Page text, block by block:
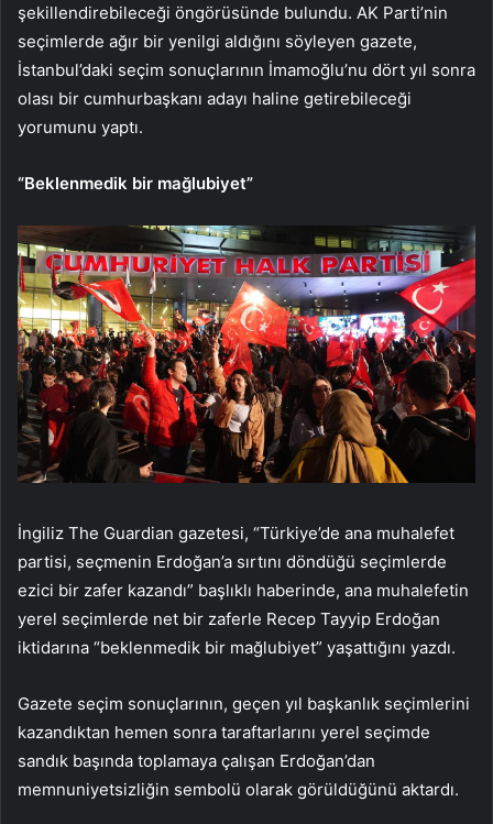
şekillendirebileceği öngörüsünde bulundu. AK Parti’nin
seçimlerde ağır bir yenilgi aldığını söyleyen gazete,
İstanbul’daki seçim sonuçlarının İmamoğlu’nu dört yıl sonra
olası bir cumhurbaşkanı adayı haline getirebileceği
yorumunu yaptı.
“Beklenmedik bir mağlubiyet”
İngiliz The Guardian gazetesi, “Türkiye’de ana muhalefet
partisi, seçmenin Erdoğan’a sırtını döndüğü seçimlerde
ezici bir zafer kazandı” başlıklı haberinde, ana muhalefetin
yerel seçimlerde net bir zaferle Recep Tayyip Erdoğan
iktidarına “beklenmedik bir mağlubiyet” yaşattığını yazdı.
Gazete seçim sonuçlarının, geçen yıl başkanlık seçimlerini
kazandıktan hemen sonra taraftarlarını yerel seçimde
sandık başında toplamaya çalışan Erdoğan’dan
memnuniyetsizliğin sembolü olarak görüldüğünü aktardı.